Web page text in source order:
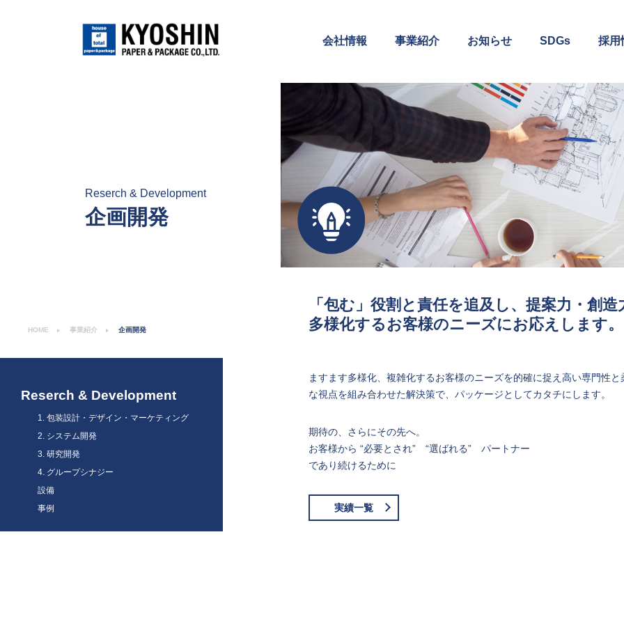
会社情報 事業紹介 お知らせ SDGs 採用
Reserch & Development
企画開発
HOME 事業紹介 企画開発
Reserch & Development
1. 包装設計・デザイン・マーケティング
2. システム開発
3. 研究開発
4. グループシナジー
設備
事例
「包む」役割と責任を追及し、提案力・創
多様化するお客様のニーズにお応えします。
ますます多様化、複雑化するお客様のニーズを的確に捉え高い専門性と
な視点を組み合わせた解決策で、パッケージとしてカタチにします。
期待の、さらにその先へ。
お客様から “必要とされ” “選ばれる” パートナー
であり続けるために
実績一覧